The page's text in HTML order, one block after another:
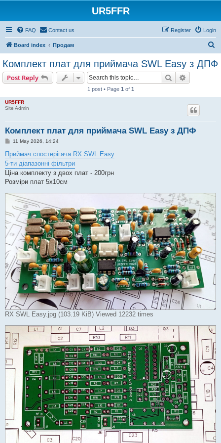
UR5FFR
FAQ Contact us Login
Register
Board index Продам
a
Комплект плат для приймача SWL Easy з ДПФ
Post Reply Search
1 post • Page 1 of 1
UR5FFR
Site Admin
Комплект плат для приймача SWL Easy з ДПФ
P
s
t
11 May 2026, 14:24
Приймач спостерігача RX SWL Easy
5-ти діапазонні фільтри
Ціна комплекту з двох плат - 200грн
Розміри плат 5х10см
RX SWL Easy.jpg (103.19 KiB) Viewed 12232 times